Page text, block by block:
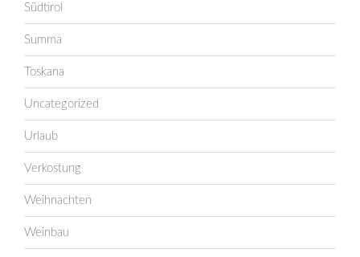
Südtirol
Summa
Toskana
Uncategorized
Urlaub
Verkostung
Weihnachten
Weinbau